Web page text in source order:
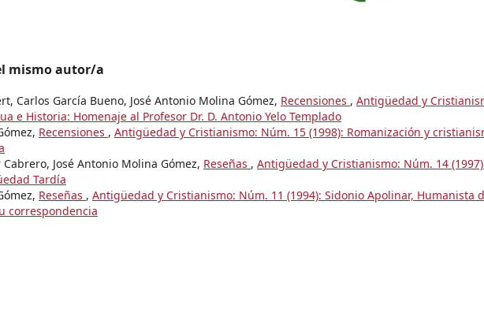
mismo autor/a
Carlos García Bueno, José Antonio Molina Gómez, Recensiones , Antigüedad y
e Historia: Homenaje al Profesor Dr. D. Antonio Yelo Templado
Recensiones , Antigüedad y Cristianismo: Núm. 15 (1998): Romanización y
Cabrero, José Antonio Molina Gómez, Reseñas , Antigüedad y Cristianismo: Núm. 14
Tardía
Reseñas , Antigüedad y Cristianismo: Núm. 11 (1994): Sidonio Apolinar, Humanista
correspondencia